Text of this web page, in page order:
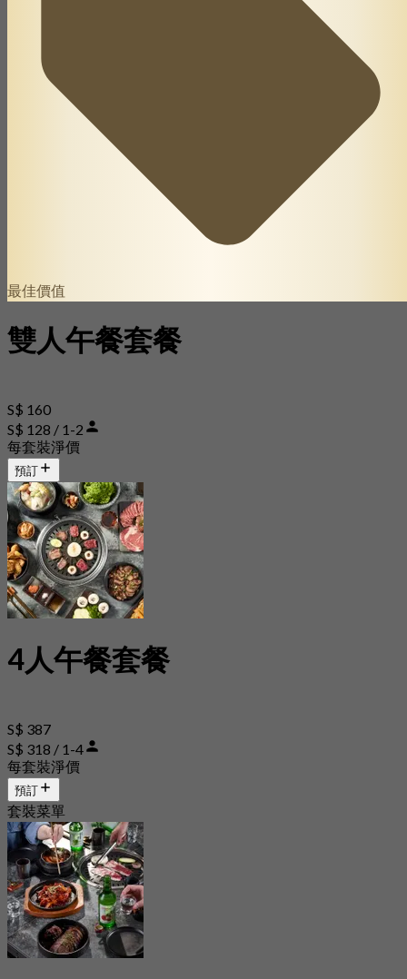
最佳價值
雙人午餐套餐
S$ 160
S$ 128 / 1-2
每套裝淨價
預訂
4人午餐套餐
S$ 387
S$ 318 / 1-4
每套裝淨價
預訂
套裝菜單